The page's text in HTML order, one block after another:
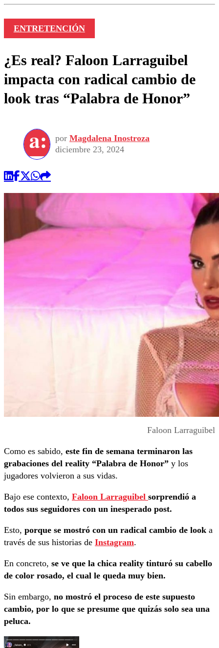
ENTRETENCIÓN
¿Es real? Faloon Larraguibel
impacta con radical cambio de
look tras “Palabra de Honor”
por Magdalena Inostroza
diciembre 23, 2024
Faloon Larraguibel
Como es sabido, este fin de semana terminaron las
grabaciones del reality “Palabra de Honor” y los
jugadores volvieron a sus vidas.
Bajo ese contexto, Faloon Larraguibel sorprendió a
todos sus seguidores con un inesperado post.
Esto, porque se mostró con un radical cambio de look a
través de sus historias de Instagram.
En concreto, se ve que la chica reality tinturó su cabello
de color rosado, el cual le queda muy bien.
Sin embargo, no mostró el proceso de este supuesto
cambio, por lo que se presume que quizás solo sea una
peluca.